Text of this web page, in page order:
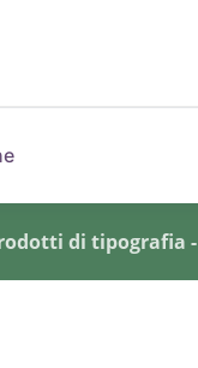
di tipografia -